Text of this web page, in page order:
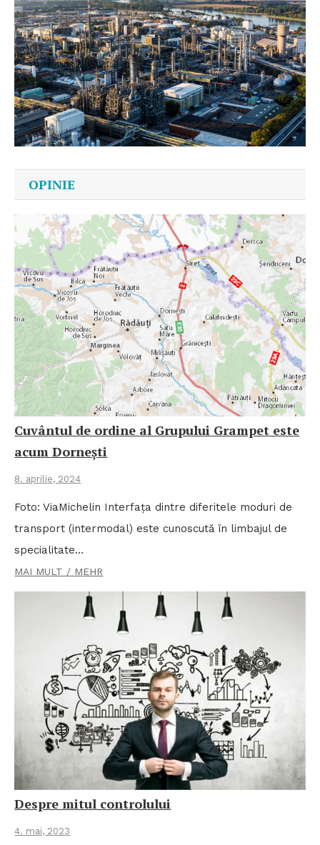
OPINIE
Cuvântul de ordine al Grupului Grampet este
acum Dornești
8. aprilie, 2024
Foto: ViaMichelin Interfața dintre diferitele moduri de
transport (intermodal) este cunoscută în limbajul de
specialitate…
MAI MULT / MEHR
Despre mitul controlului
4. mai, 2023